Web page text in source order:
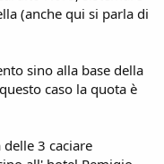
(anche qui si parla di
sino alla base della
caso la quota è
3 caciare